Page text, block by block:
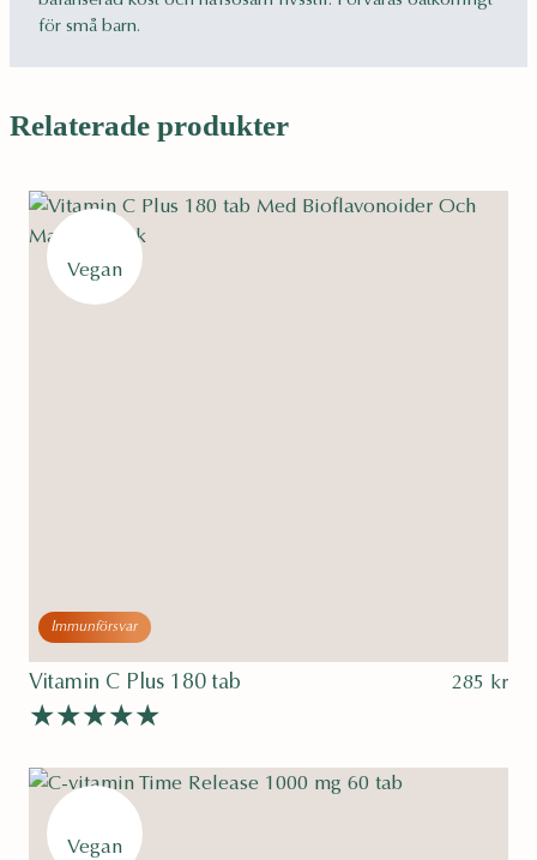
för små barn.
Relaterade produkter
Immunförsvar
Vegan
Vitamin C Plus 180 tab
Betygsatt
4.70av 5
285 kr
Vegan